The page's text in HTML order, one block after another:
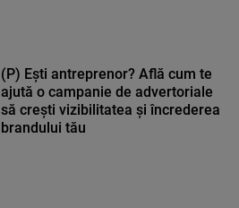
(P) Ești antreprenor? Află cum te
ajută o campanie de advertoriale
să crești vizibilitatea și încrederea
brandului tău